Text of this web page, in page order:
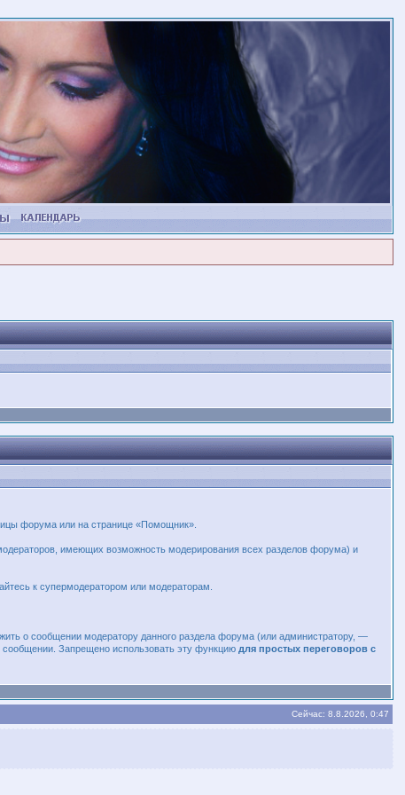
форума или на странице «Помощник».
имеющих возможность модерирования всех разделов форума) и
к супермодератором или модераторам.
о сообщении модератору данного раздела форума (или администратору, —
Запрещено использовать эту функцию для простых переговоров с
Сейчас: 8.8.2026, 0:47